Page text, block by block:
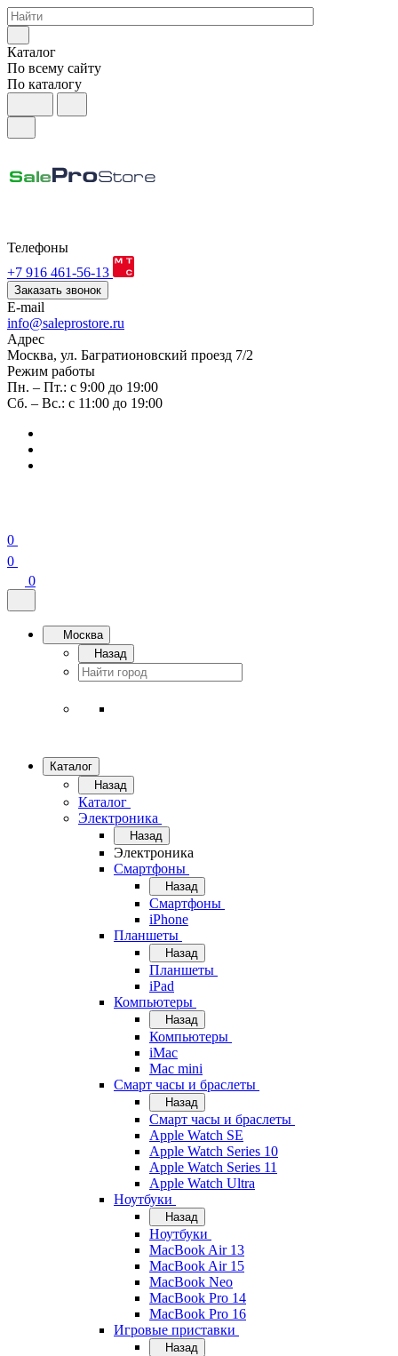
Каталог
По всему сайту
По каталогу
Телефоны
+7 916 461-56-13
Заказать звонок
E-mail
info@saleprostore.ru
Адрес
Москва, ул. Багратионовский проезд 7/2
Режим работы
Пн. – Пт.: с 9:00 до 19:00
Сб. – Вс.: с 11:00 до 19:00
0
0
0
Москва
Назад
Каталог
Назад
Каталог
Электроника
Назад
Электроника
Смартфоны
Назад
Смартфоны
iPhone
Планшеты
Назад
Планшеты
iPad
Компьютеры
Назад
Компьютеры
iMac
Mac mini
Смарт часы и браслеты
Назад
Смарт часы и браслеты
Apple Watch SE
Apple Watch Series 10
Apple Watch Series 11
Apple Watch Ultra
Ноутбуки
Назад
Ноутбуки
MacBook Air 13
MacBook Air 15
MacBook Neo
MacBook Pro 14
MacBook Pro 16
Игровые приставки
Назад